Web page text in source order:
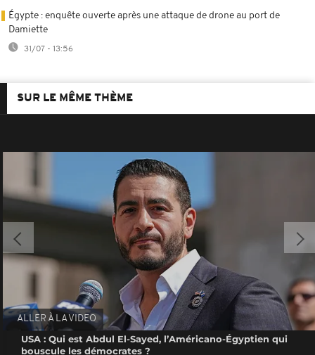
Égypte : enquête ouverte après une attaque de drone au port de
Damiette
31/07 - 13:56
SUR LE MÊME THÈME
ALLER À LA VIDEO
USA : Qui est Abdul El-Sayed, l’Américano-Égyptien qui
bouscule les démocrates ?